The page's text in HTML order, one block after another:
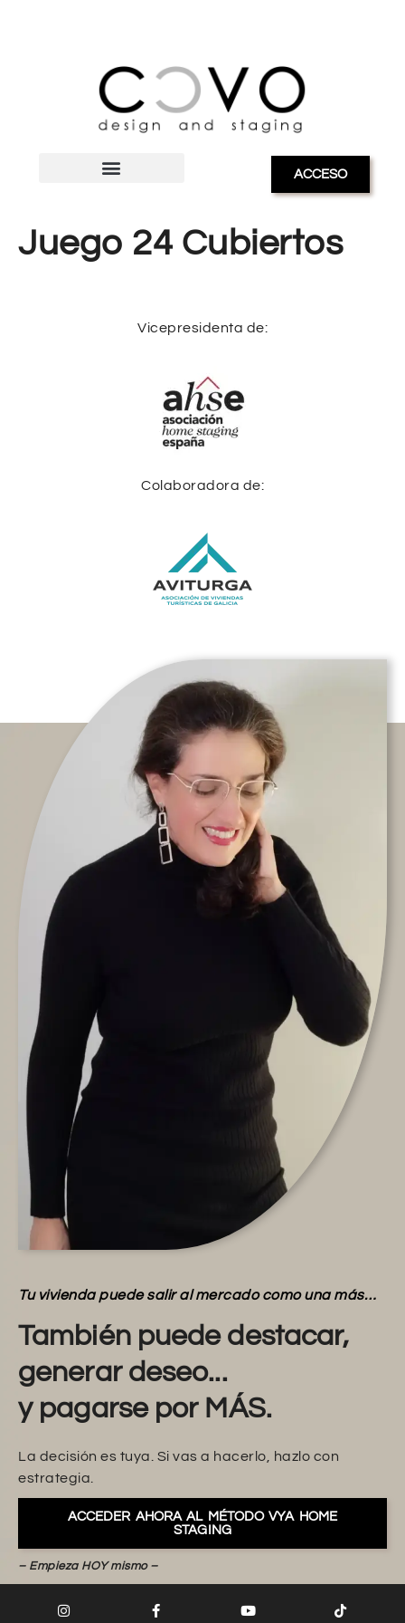
ACCESO
Juego 24 Cubiertos
Vicepresidenta de:
Colaboradora de:
Tu vivienda puede salir al mercado como una más…
También puede destacar,
generar deseo...
y pagarse por MÁS.
La decisión es tuya. Si vas a hacerlo, hazlo con
estrategia.
ACCEDER AHORA AL MÉTODO VYA HOME
STAGING
– Empieza HOY mismo –